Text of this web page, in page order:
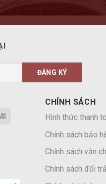
CHÍNH SÁCH
Hình thức thanh
Chính sách bảo
Chính sách vận
Chính sách đổi